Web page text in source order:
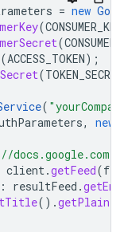
= new
(CONSUMER_KEY
(
(ACCESS_TOKEN);
(TOKEN_SECRET
(
, new
client.getFeed(
: resultFeed .
().